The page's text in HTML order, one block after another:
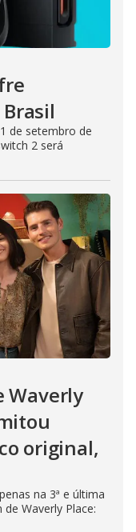
de setembro de
2 será
Waverly
original,
na 3ª e última
Waverly Place: